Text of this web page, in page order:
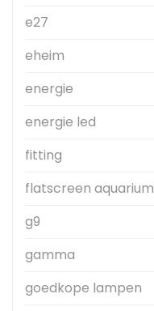
e27
eheim
energie
energie led
fitting
flatscreen aquarium
g9
gamma
goedkope lampen